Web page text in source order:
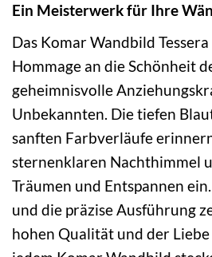
Ein Meisterwerk für Ihre
Das Komar Wandbild
Hommage an die Schönheit
geheimnisvolle
Unbekannten. Die tiefen
sanften Farbverläufe
sternenklaren Nachthimmel
Träumen und Entspannen
und die präzise Ausführung
hohen Qualität und der